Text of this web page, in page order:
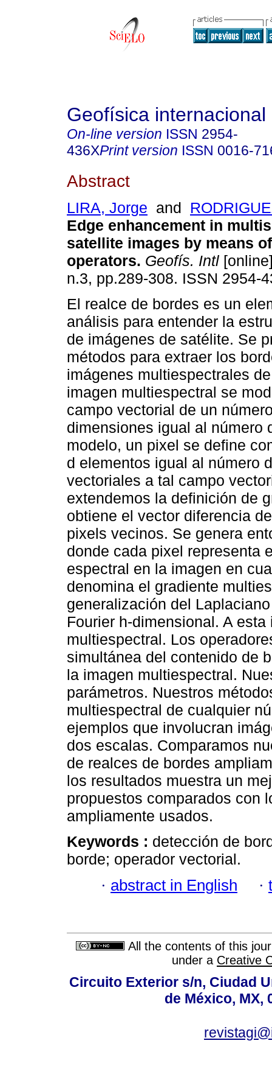
Geofísica internacional
On-line version ISSN 2954-
436XPrint version ISSN 0016-
Abstract
LIRA, Jorge and
Edge enhancement in
satellite images by means
operators. Geofís. Intl
n.3, pp.289-308. ISSN 2954-
El realce de bordes es un
análisis para entender la
de imágenes de satélite. Se
métodos para extraer los
imágenes multiespectrales
imagen multiespectral se
campo vectorial de un
dimensiones igual al número
modelo, un pixel se define
d elementos igual al número
vectoriales a tal campo
extendemos la definición de
obtiene el vector diferencia
pixels vecinos. Se genera
donde cada pixel representa
espectral en la imagen en
denomina el gradiente
generalización del
Fourier h-dimensional. A
multiespectral. Los
simultánea del contenido de
la imagen multiespectral.
parámetros. Nuestros
multiespectral de cualquier
ejemplos que involucran
dos escalas. Comparamos
de realces de bordes
los resultados muestra un
propuestos comparados con
ampliamente usados.
Keywords : detección de
borde; operador vectorial.
· abstract in English ·
All the contents of this
under a Creative
Circuito Exterior s/n, Ciudad
de México, MX,